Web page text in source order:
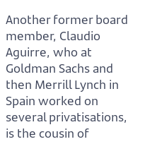
Another former board
member, Claudio
Aguirre, who at
Goldman Sachs and
then Merrill Lynch in
Spain worked on
several privatisations,
is the cousin of